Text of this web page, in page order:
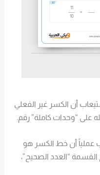
11
11
10
=
WIKI-
أن الكسر غير الفعلي
على “وحدات كاملة” رقم.
عملياً أن خط الكسر هو
“العدد الصحيح”،